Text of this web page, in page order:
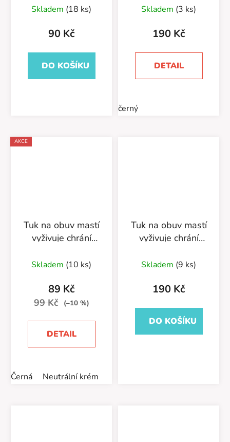
Skladem (18 ks)
90 Kč
DO KOŠÍKU
Skladem (3 ks)
190 Kč
DETAIL
černý
AKCE
Tuk na obuv mastí
vyživuje chrání
Skladem (10 ks)
89 Kč
99 Kč (–10 %)
DETAIL
Černá Neutrální krém
Tuk na obuv mastí
vyživuje chrání
Skladem (9 ks)
190 Kč
DO KOŠÍKU